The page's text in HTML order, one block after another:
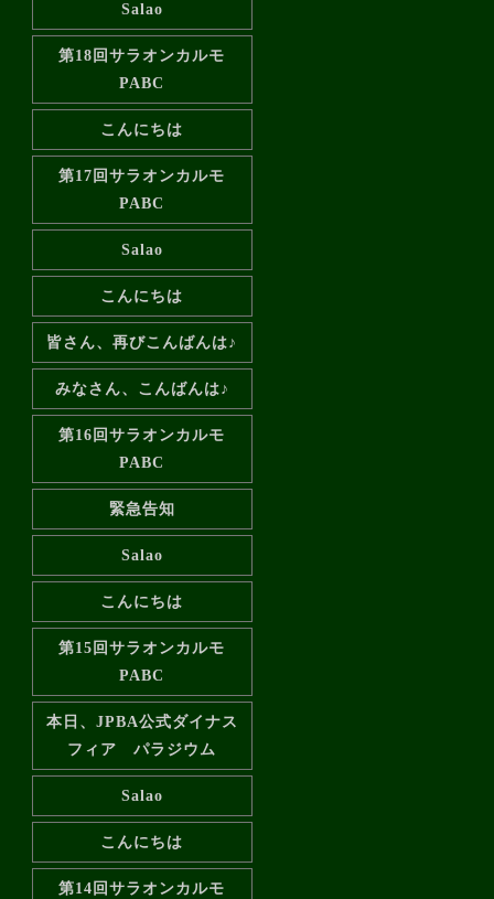
Salao
第18回サラオンカルモ
PABC
こんにちは
第17回サラオンカルモ
PABC
Salao
こんにちは
皆さん、再びこんばんは♪
みなさん、こんばんは♪
第16回サラオンカルモ
PABC
緊急告知️
Salao
こんにちは
第15回サラオンカルモ
PABC
本日、JPBA公式ダイナス
フィア パラジウム
Salao
こんにちは
第14回サラオンカルモ